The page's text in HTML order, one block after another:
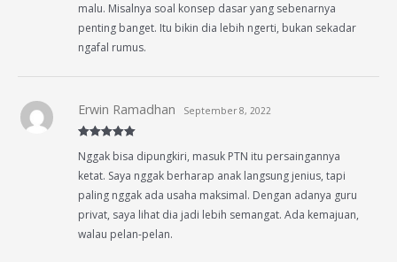
malu. Misalnya soal konsep dasar yang sebenarnya
penting banget. Itu bikin dia lebih ngerti, bukan sekadar
ngafal rumus.
of 5
Erwin Ramadhan September 8, 2022
Nggak bisa dipungkiri, masuk PTN itu persaingannya
ketat. Saya nggak berharap anak langsung jenius, tapi
paling nggak ada usaha maksimal. Dengan adanya guru
privat, saya lihat dia jadi lebih semangat. Ada kemajuan,
walau pelan-pelan.